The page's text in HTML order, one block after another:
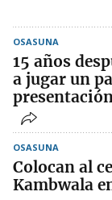
OSASUNA
15 años
a jugar un
OSASUNA
Colocan al
Kambwala